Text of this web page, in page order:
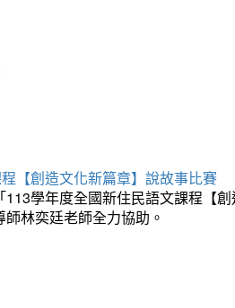
【創造文化新篇章】說故事比賽
學年度全國新住民語文課程【
林奕廷老師全力協助。